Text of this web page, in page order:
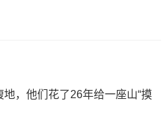
地，他们花了26年给一座山“摸